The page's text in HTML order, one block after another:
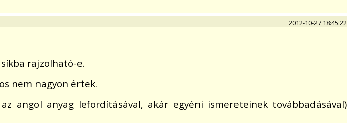
2012-10-27 18:45:22
rajzolható-e.
nem nagyon értek.
angol anyag lefordításával, akár egyéni ismereteinek továbbadásával)